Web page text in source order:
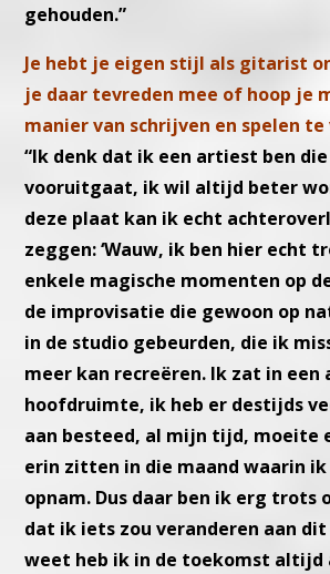
gehouden.”
Je hebt je eigen stijl als gitarist
je daar tevreden mee of hoop je
manier van schrijven en spelen te
“Ik denk dat ik een artiest ben
vooruitgaat, ik wil altijd beter
deze plaat kan ik echt
zeggen: ‘Wauw, ik ben hier echt
enkele magische momenten op
de improvisatie die gewoon op
in de studio gebeurden, die ik
meer kan recreëren. Ik zat in een
hoofdruimte, ik heb er destijds
aan besteed, al mijn tijd, moeite
erin zitten in die maand waarin
opnam. Dus daar ben ik erg trots
dat ik iets zou veranderen aan dit
weet heb ik in de toekomst altijd